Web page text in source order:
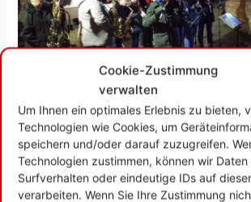
Cookie-Zustimmung
verwalten
Um Ihnen ein optimales Erlebnis zu bieten,
Technologien wie Cookies, um
speichern und/oder darauf zuzugreifen.
Technologien zustimmen, können wir
Surfverhalten oder eindeutige IDs auf
verarbeiten. Wenn Sie Ihre Zustimmung